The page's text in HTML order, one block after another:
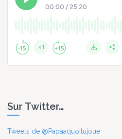
Sur Twitter…
Tweets de @Papaaquoitujoue